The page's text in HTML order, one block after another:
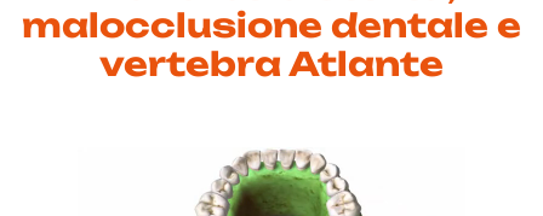
malocclusione dentale e
vertebra Atlante